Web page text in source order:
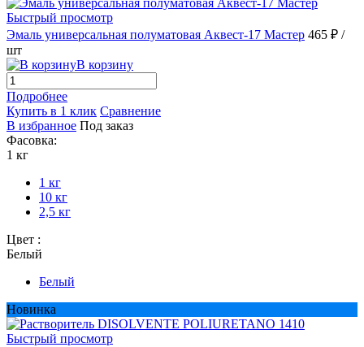
Быстрый просмотр
Эмаль универсальная полуматовая Аквест-17 Мастер 465 ₽ /
шт
В корзину
Подробнее
Купить в 1 клик Сравнение
В избранное Под заказ
Фасовка:
1 кг
1 кг
10 кг
2,5 кг
Цвет :
Белый
Белый
Новинка
Быстрый просмотр